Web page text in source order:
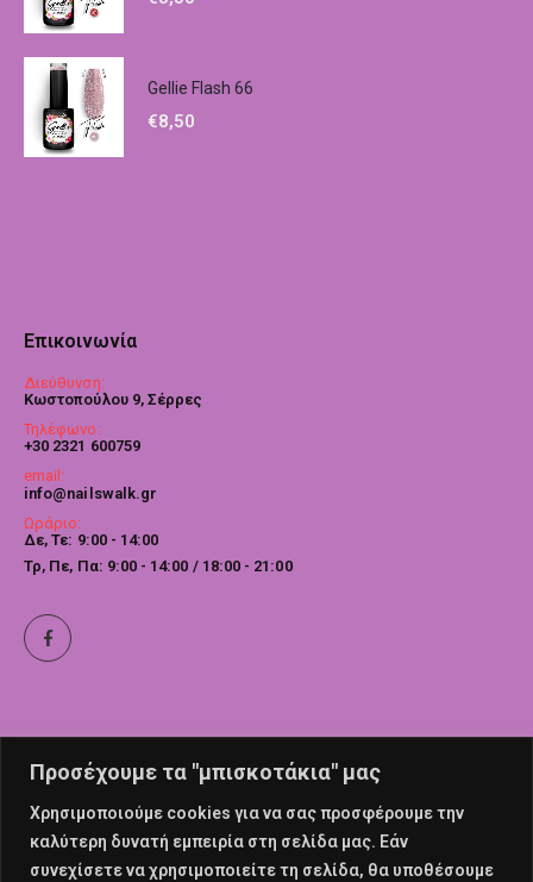
Προσέχουμε τα "μπισκοτάκια" μας
Χρησιμοποιούμε cookies για να σας προσφέρουμε την
καλύτερη δυνατή εμπειρία στη σελίδα μας. Εάν
συνεχίσετε να χρησιμοποιείτε τη σελίδα, θα υποθέσουμε
Gellie Flash 66
€8,50
Επικοινωνία
Διεύθυνση:
Κωστοπούλου 9, Σέρρες
Τηλέφωνο:
+30 2321 600759
email:
info@nailswalk.gr
Ωράριο:
Δε, Τε: 9:00 - 14:00
Τρ, Πε, Πα: 9:00 - 14:00 / 18:00 - 21:00